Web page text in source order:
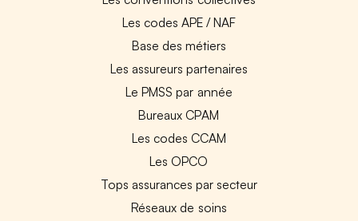
Les codes APE / NAF
Base des métiers
Les assureurs partenaires
Le PMSS par année
Bureaux CPAM
Les codes CCAM
Les OPCO
Tops assurances par secteur
Réseaux de soins